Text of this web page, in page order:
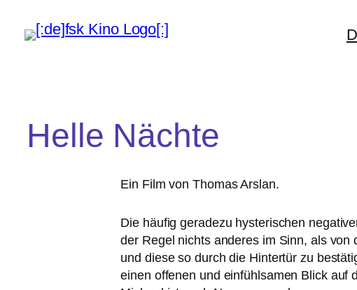
Helle Nächte
Ein Film von Thomas Arslan.
Die häu­fig gera­de­zu hys­te­ri­schen
der Regel nichts ande­res im Sinn, als
und die­se so durch die Hintertür zu
einen offe­nen und ein­fühl­sa­men Blick auf